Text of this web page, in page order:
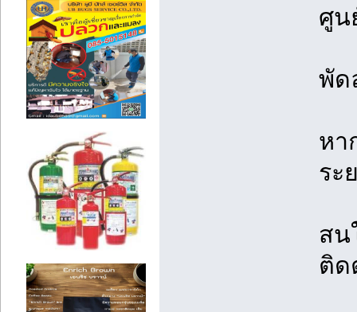
ศูน
พัด
หา
ระ
สน
ติด